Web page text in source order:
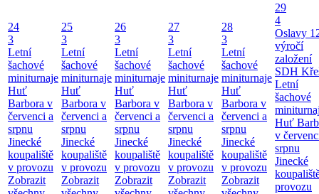
24
3
Letní
šachové
miniturnaje
Huť
Barbora v
červenci a
srpnu
Jinecké
koupaliště
v provozu
Zobrazit
25
3
Letní
šachové
miniturnaje
Huť
Barbora v
červenci a
srpnu
Jinecké
koupaliště
v provozu
Zobrazit
26
3
Letní
šachové
miniturnaje
Huť
Barbora v
červenci a
srpnu
Jinecké
koupaliště
v provozu
Zobrazit
27
3
Letní
šachové
miniturnaje
Huť
Barbora v
červenci a
srpnu
Jinecké
koupaliště
v provozu
Zobrazit
28
3
Letní
šachové
miniturnaje
Huť
Barbora v
červenci a
srpnu
Jinecké
koupaliště
v provozu
Zobrazit
29
4
Oslavy
výročí
založení
SDH
Letní
šachové
Huť
v
srpnu
Jinecké
provozu